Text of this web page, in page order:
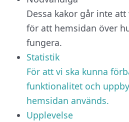
Dessa kakor går inte
för att hemsidan över
fungera.
Statistik
För att vi ska kunna
funktionalitet och
hemsidan används.
Upplevelse